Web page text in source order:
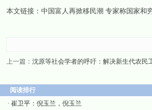
本文链接： 中国富人再掀移民潮 专家称国家和
上一篇： 沈原等社会学者的呼吁：解决新生代农民
阅读排行
· 崔卫平：倪玉兰，倪玉兰